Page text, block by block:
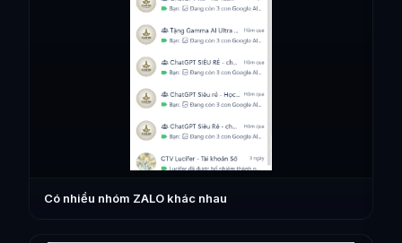
Có nhiều nhóm ZALO khác nhau